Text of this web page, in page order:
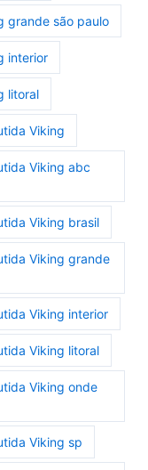
grande são paulo
interior
litoral
Viking
Viking abc
Viking brasil
Viking grande
Viking interior
Viking litoral
Viking onde
Viking sp